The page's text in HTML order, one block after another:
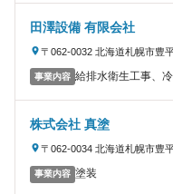
田澤設備 有限会社
〒062-0032 北海道札幌市豊
事業内容 給排水衛生工事、
株式会社 真塗
〒062-0034 北海道札幌市豊
事業内容 塗装